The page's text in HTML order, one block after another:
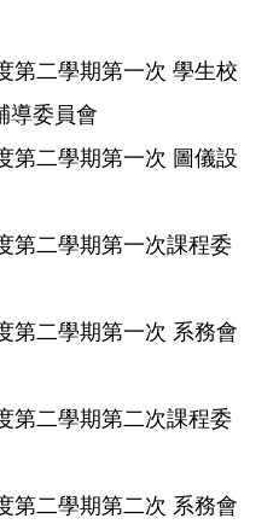
第二學期第一次 學生校
導委員會
第二學期第一次 圖儀設
第二學期第一次課程委
第二學期第一次 系務會
第二學期第二次課程委
第二學期第二次 系務會